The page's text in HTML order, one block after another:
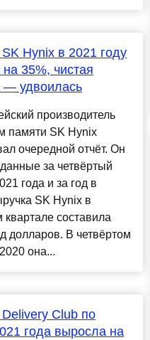
Hynix в 2021 году
35%, чистая
— удвоилась
производитель
памяти SK Hynix
очередной отчёт. Он
за четвёртый
года и за год в
SK Hynix в
квартале составила
долларов. В четвёртом
она...
Club по
года выросла на